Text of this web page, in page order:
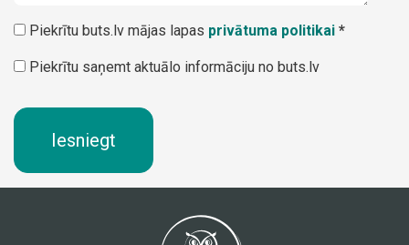
Piekrītu buts.lv mājas lapas privātuma politikai *
Piekrītu saņemt aktuālo informāciju no buts.lv
Iesniegt